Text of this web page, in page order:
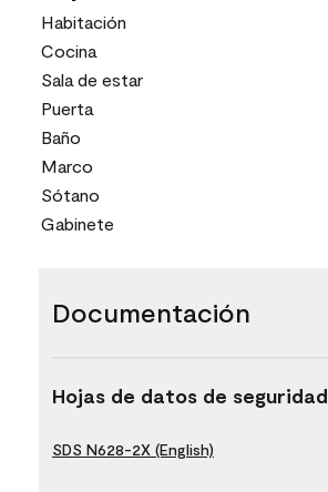
Habitación
Cocina
Sala de estar
Puerta
Baño
Marco
Sótano
Gabinete
Documentación
Hojas de datos de seguridad
SDS N628-2X (English)